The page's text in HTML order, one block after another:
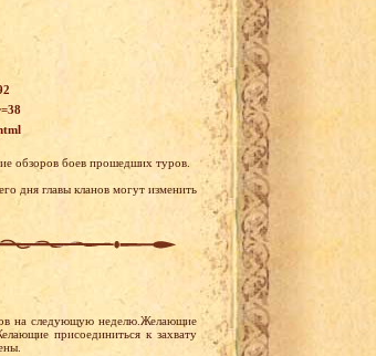
обзоров боев прошедших туров.
дня главы кланов могут изменить
на следующую неделю.Желающие
присоединиться к захвату